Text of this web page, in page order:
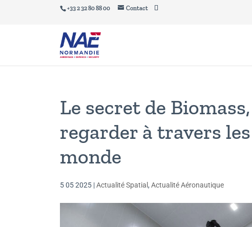
+33 2 32 80 88 00 Contact
Le secret de
regarder à travers
monde
5 05 2025 |Actualité Spatial , Actualité Aéronautique